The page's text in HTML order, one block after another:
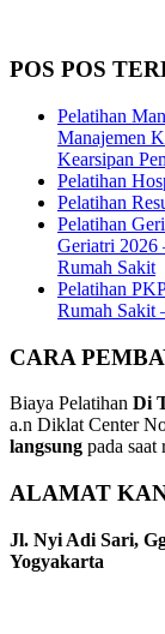
POS POS
Pelatihan
Manajemen
Kearsipan
Pelatihan
Pelatihan
Pelatihan
Geriatri 2026
Rumah Sakit
Pelatihan
Rumah Sakit
CARA
Biaya Pelatihan Di
a.n Diklat Center
langsung pada saat
ALAMAT
Jl. Nyi Adi Sari,
Yogyakarta